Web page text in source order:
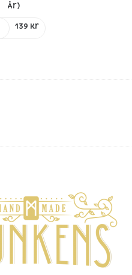
År)
139 kr